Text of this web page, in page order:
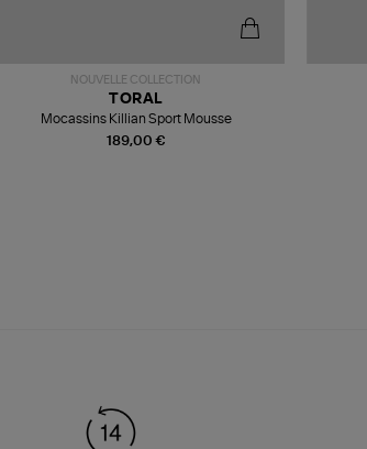
NOUVELLE COLLECTION
189,00 €
TORAL
Mocassins Killian Sport Mousse